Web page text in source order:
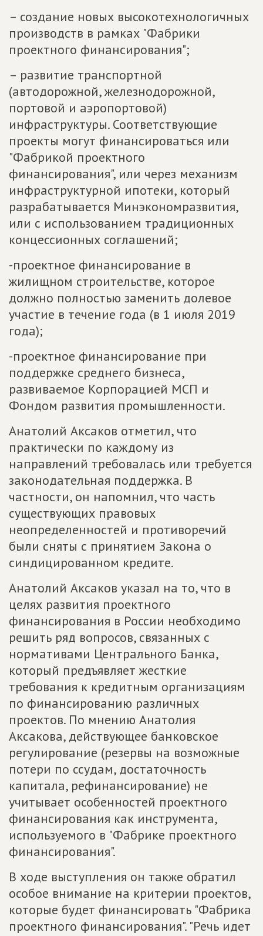
– создание новых высокотехнологичных
производств в рамках "Фабрики
проектного финансирования";
– развитие транспортной
(автодорожной, железнодорожной,
портовой и аэропортовой)
инфраструктуры. Соответствующие
проекты могут финансироваться или
"Фабрикой проектного
финансирования", или через механизм
инфраструктурной ипотеки, который
разрабатывается Минэкономразвития,
или с использованием традиционных
концессионных соглашений;
-проектное финансирование в
жилищном строительстве, которое
должно полностью заменить долевое
участие в течение года (в 1 июля 2019
года);
-проектное финансирование при
поддержке среднего бизнеса,
развиваемое Корпорацией МСП и
Фондом развития промышленности.
Анатолий Аксаков отметил, что
практически по каждому из
направлений требовалась или требуется
законодательная поддержка. В
частности, он напомнил, что часть
существующих правовых
неопределенностей и противоречий
были сняты с принятием Закона о
синдицированном кредите.
Анатолий Аксаков указал на то, что в
целях развития проектного
финансирования в России необходимо
решить ряд вопросов, связанных с
нормативами Центрального Банка,
который предъявляет жесткие
требования к кредитным организациям
по финансированию различных
проектов. По мнению Анатолия
Аксакова, действующее банковское
регулирование (резервы на возможные
потери по ссудам, достаточность
капитала, рефинансирование) не
учитывает особенностей проектного
финансирования как инструмента,
используемого в "Фабрике проектного
финансирования".
В ходе выступления он также обратил
особое внимание на критерии проектов,
которые будет финансировать "Фабрика
проектного финансирования". "Речь идет